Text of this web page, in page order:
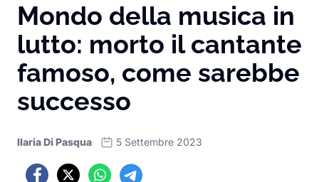
Mondo della musica in
lutto: morto il cantante
famoso, come sarebbe
successo
Ilaria Di Pasqua 5 Settembre 2023